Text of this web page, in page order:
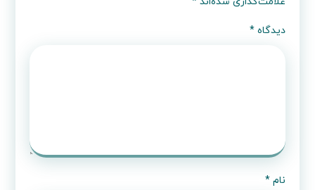
دیدگاه*
نام*